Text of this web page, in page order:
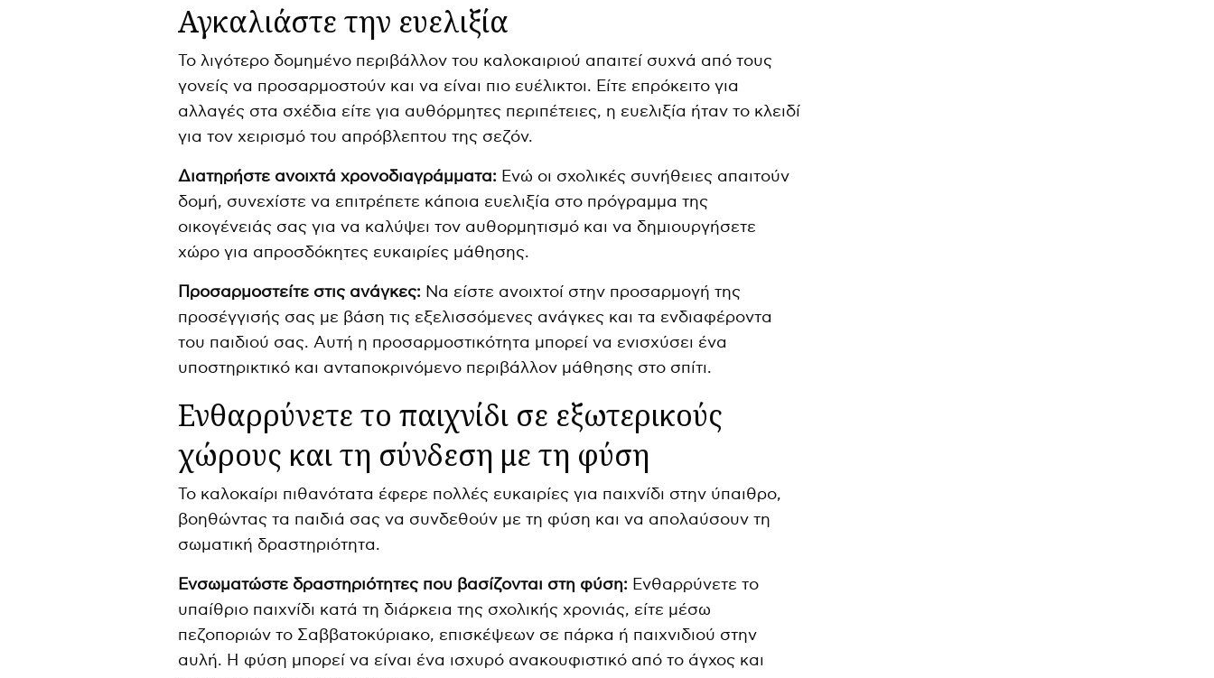
Αγκαλιάστε την ευελιξία
Το λιγότερο δομημένο περιβάλλον του καλοκαιριού απαιτεί συχνά από τους
γονείς να προσαρμοστούν και να είναι πιο ευέλικτοι. Είτε επρόκειτο για
αλλαγές στα σχέδια είτε για αυθόρμητες περιπέτειες, η ευελιξία ήταν το κλειδί
για τον χειρισμό του απρόβλεπτου της σεζόν.
Διατηρήστε ανοιχτά χρονοδιαγράμματα: Ενώ οι σχολικές συνήθειες απαιτούν
δομή, συνεχίστε να επιτρέπετε κάποια ευελιξία στο πρόγραμμα της
οικογένειάς σας για να καλύψει τον αυθορμητισμό και να δημιουργήσετε
χώρο για απροσδόκητες ευκαιρίες μάθησης.
Προσαρμοστείτε στις ανάγκες: Να είστε ανοιχτοί στην προσαρμογή της
προσέγγισής σας με βάση τις εξελισσόμενες ανάγκες και τα ενδιαφέροντα
του παιδιού σας. Αυτή η προσαρμοστικότητα μπορεί να ενισχύσει ένα
υποστηρικτικό και ανταποκρινόμενο περιβάλλον μάθησης στο σπίτι.
Ενθαρρύνετε το παιχνίδι σε εξωτερικούς
χώρους και τη σύνδεση με τη φύση
Το καλοκαίρι πιθανότατα έφερε πολλές ευκαιρίες για παιχνίδι στην ύπαιθρο,
βοηθώντας τα παιδιά σας να συνδεθούν με τη φύση και να απολαύσουν τη
σωματική δραστηριότητα.
Ενσωματώστε δραστηριότητες που βασίζονται στη φύση: Ενθαρρύνετε το
υπαίθριο παιχνίδι κατά τη διάρκεια της σχολικής χρονιάς, είτε μέσω
πεζοποριών το Σαββατοκύριακο, επισκέψεων σε πάρκα ή παιχνιδιού στην
αυλή. Η φύση μπορεί να είναι ένα ισχυρό ανακουφιστικό από το άγχος και